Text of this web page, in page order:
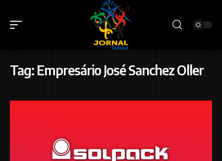
Tag: Empresário José Sanchez Oller